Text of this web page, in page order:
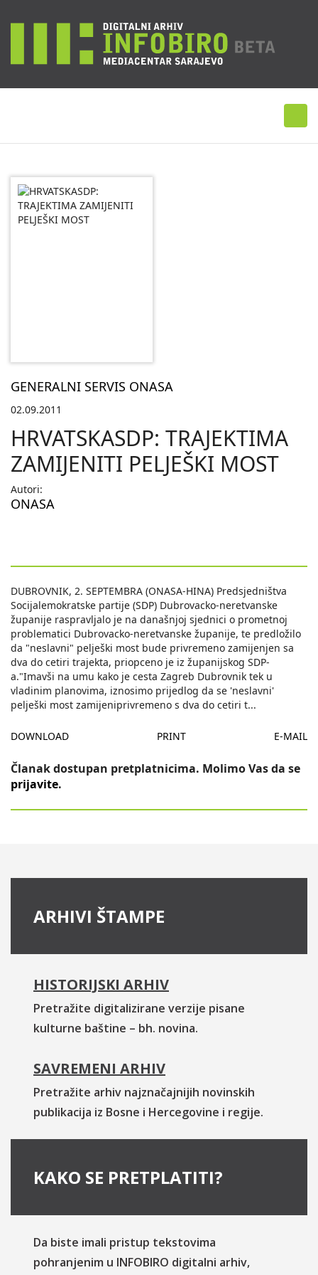
GENERALNI SERVIS ONASA
02.09.2011
HRVATSKASDP: TRAJEKTIMA
ZAMIJENITI PELJEŠKI MOST
Autori:
ONASA
DUBROVNIK, 2. SEPTEMBRA (ONASA-HINA) Predsjedništva
Socijalemokratske partije (SDP) Dubrovacko-neretvanske
županije raspravljalo je na današnjoj sjednici o prometnoj
problematici Dubrovacko-neretvanske županije, te predložilo
da "neslavni" pelješki most bude privremeno zamijenjen sa
dva do cetiri trajekta, priopceno je iz županijskog SDP-
a."Imavši na umu kako je cesta Zagreb Dubrovnik tek u
vladinim planovima, iznosimo prijedlog da se 'neslavni'
pelješki most zamijeniprivremeno s dva do cetiri t...
DOWNLOAD PRINT E-MAIL
Članak dostupan pretplatnicima. Molimo Vas da se
prijavite.
ARHIVI ŠTAMPE
HISTORIJSKI ARHIV
Pretražite digitalizirane verzije pisane
kulturne baštine – bh. novina.
SAVREMENI ARHIV
Pretražite arhiv najznačajnijih novinskih
publikacija iz Bosne i Hercegovine i regije.
KAKO SE PRETPLATITI?
Da biste imali pristup tekstovima
pohranjenim u INFOBIRO digitalni arhiv,